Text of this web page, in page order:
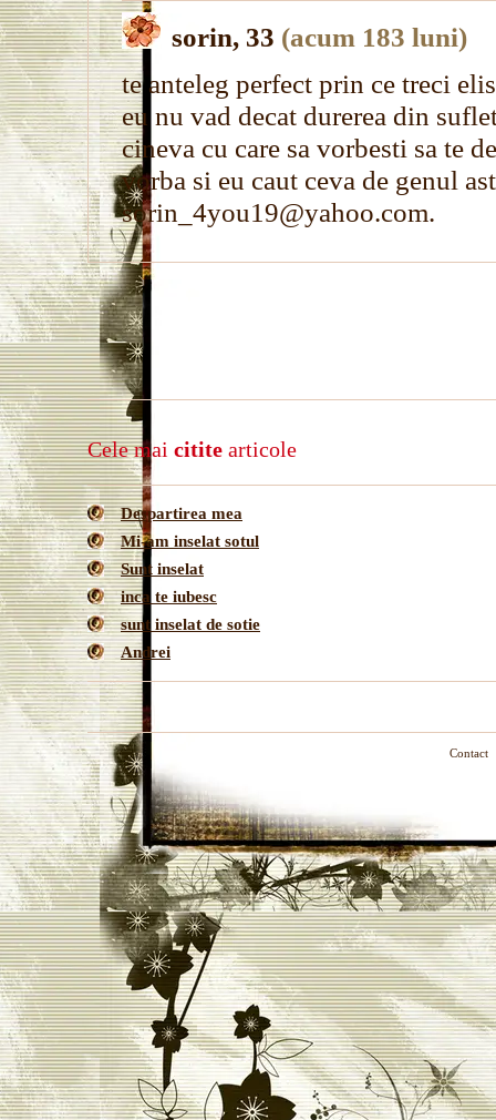
sorin, 33 (acum 183 luni)
te anteleg perfect prin ce treci
eu nu vad decat durerea din
cineva cu care sa vorbesti sa te
vorba si eu caut ceva de genul
sorin_4you19@yahoo.com.
Cele mai citite articole
Despartirea mea
Mi-am inselat sotul
Sunt inselat
inca te iubesc
sunt inselat de sotie
Andrei
Contact